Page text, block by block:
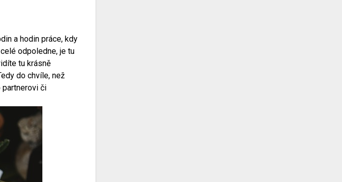
a hodin práce, kdy
odpoledne, je tu
tu krásně
do chvíle, než
partnerovi či